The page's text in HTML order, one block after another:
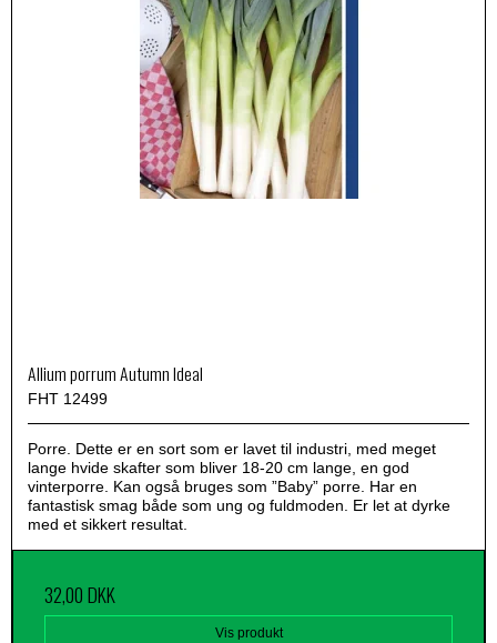
Allium porrum Autumn Ideal
FHT 12499
Porre. Dette er en sort som er lavet til industri, med meget
lange hvide skafter som bliver 18-20 cm lange, en god
vinterporre. Kan også bruges som ”Baby” porre. Har en
fantastisk smag både som ung og fuldmoden. Er let at dyrke
med et sikkert resultat.
32,00 DKK
Vis produkt